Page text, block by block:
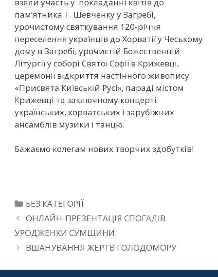
пам’ятника Т. Шевченку у Загребі,
урочистому святкування 120-річчя
переселення українців до Хорватії у Чеському
дому в Загребі, урочистій Божественній
Літургії у соборі Святої Софії в Крижевці,
церемонії відкриття настінного живопису
«Присвята Київській Русі», параді містом
Крижевці та заключному концерті
українських, хорватських і зарубіжних
ансамблів музики і танцю.
Бажаємо колегам нових творчих здобутків!
БЕЗ КАТЕГОРІЇ
ОНЛАЙН-ПРЕЗЕНТАЦІЯ СПОГАДІВ
УРОДЖЕНКИ СУМЩИНИ
ВШАНУВАННЯ ЖЕРТВ ГОЛОДОМОРУ